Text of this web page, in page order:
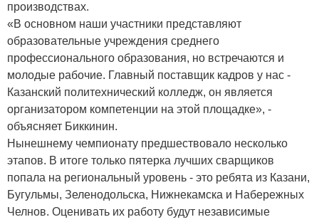
производствах.
«В основном наши участники представляют
образовательные учреждения среднего
профессионального образования, но встречаются и
молодые рабочие. Главный поставщик кадров у нас -
Казанский политехнический колледж, он является
организатором компетенции на этой площадке», -
объясняет Биккинин.
Нынешнему чемпионату предшествовало несколько
этапов. В итоге только пятерка лучших сварщиков
попала на региональный уровень - это ребята из Казани,
Бугульмы, Зеленодольска, Нижнекамска и Набережных
Челнов. Оценивать их работу будут независимые